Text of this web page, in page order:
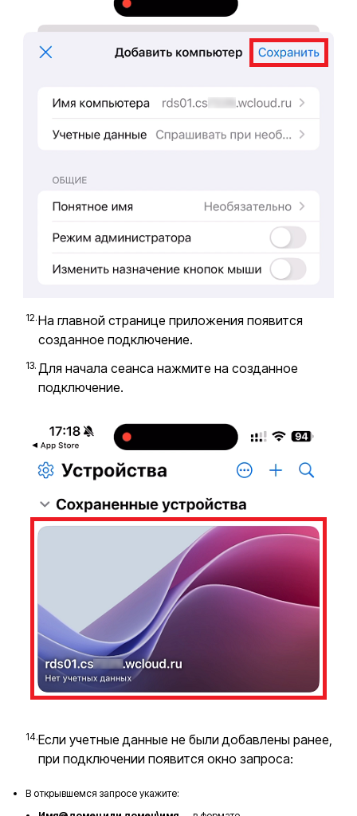
На главной странице приложения появится
созданное подключение.
Для начала сеанса нажмите на созданное
подключение.
Если учетные данные не были добавлены ранее,
при подключении появится окно запроса:
В открывшемся запросе укажите: